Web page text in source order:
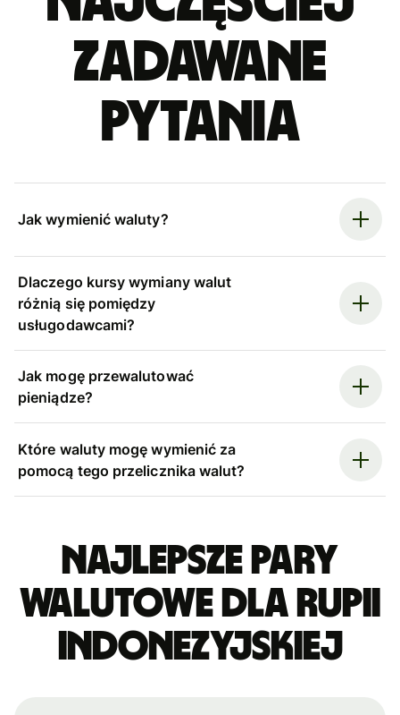
zadawane
pytania
Jak wymienić waluty?
Dlaczego kursy wymiany walut
różnią się pomiędzy
usługodawcami?
Jak mogę przewalutować
pieniądze?
Które waluty mogę wymienić za
pomocą tego przelicznika walut?
Najlepsze pary
walutowe dla rupii
indonezyjskiej